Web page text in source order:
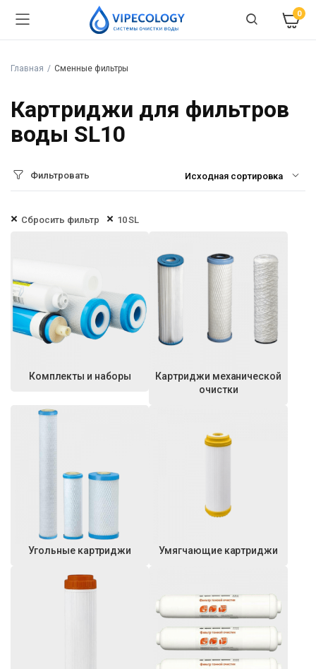
0
Главная Сменные фильтры
Картриджи для фильтров
воды SL10
Фильтровать
Сбросить фильтр 10 SL
Комплекты и наборы
Картриджи механической
очистки
Угольные картриджи Умягчающие картриджи